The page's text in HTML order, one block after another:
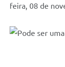
feira, 08 de